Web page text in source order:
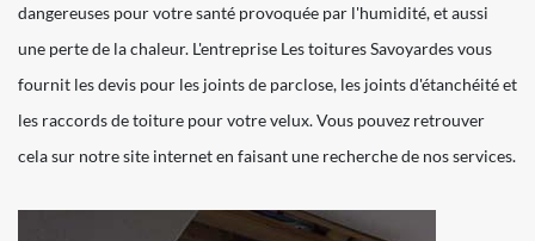
dangereuses pour votre santé provoquée par l'humidité, et aussi
une perte de la chaleur. L'entreprise Les toitures Savoyardes vous
fournit les devis pour les joints de parclose, les joints d'étanchéité et
les raccords de toiture pour votre velux. Vous pouvez retrouver
cela sur notre site internet en faisant une recherche de nos services.